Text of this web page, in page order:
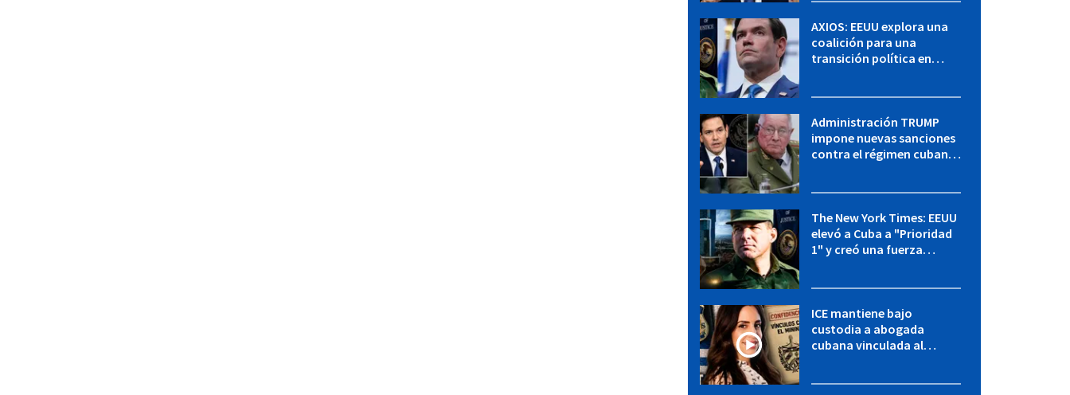
AXIOS: EEUU explora una
coalición para una
transición política en
Administración TRUMP
impone nuevas sanciones
contra el régimen cubano:
The New York Times: EEUU
elevó a Cuba a "Prioridad
1" y creó una fuerza
ICE mantiene bajo
custodia a abogada
cubana vinculada al